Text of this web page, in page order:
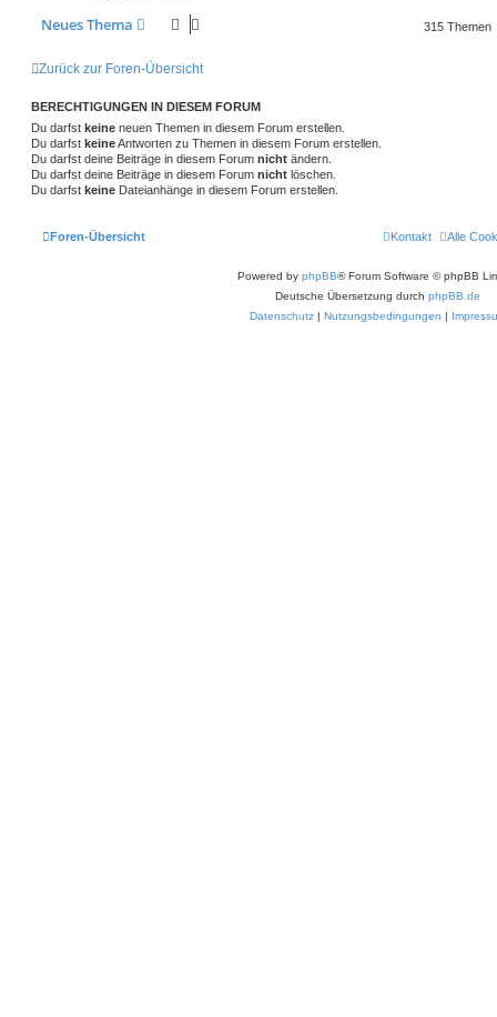
Neues Thema 315 Themen
Zurück zur Foren-Übersicht
BERECHTIGUNGEN IN DIESEM FORUM
Du darfst keine neuen Themen in diesem Forum erstellen.
Du darfst keineAntworten zu Themen in diesem Forum erstellen.
Du darfst deine Beiträge in diesem Forum nicht ändern.
Du darfst deine Beiträge in diesem Forum nicht löschen.
Du darfst keine Dateianhänge in diesem Forum erstellen.
Foren-Übersicht Alle
Kontakt
Powered by phpBB® Forum Software © phpBB
Deutsche Übersetzung durch phpBB.de
Datenschutz| Nutzungsbedingungen |